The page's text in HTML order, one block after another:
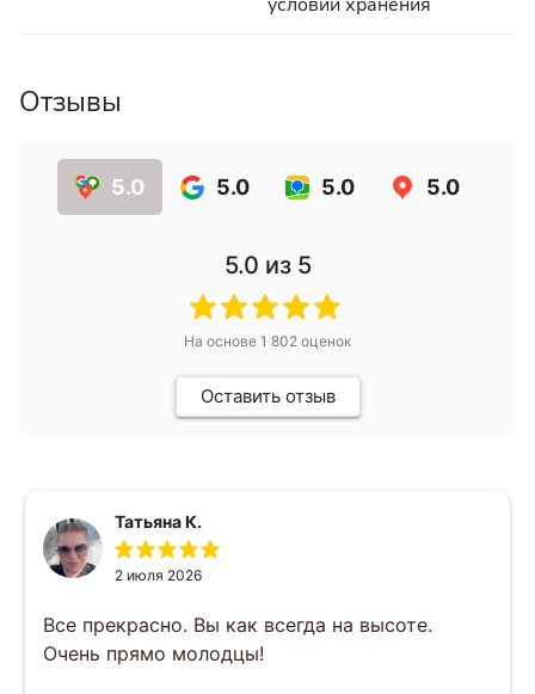
условий хранения
Отзывы
5.0 5.0 5.0 5.0
5.0 из 5
На основе 1 802 оценок
Оставить отзыв
Татьяна К.
2 июля 2026
Все прекрасно. Вы как всегда на высоте.
Очень прямо молодцы!